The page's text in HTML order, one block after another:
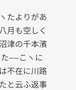
たよりがあ
月も空しく
津の千本濱
――こヽに
不在に川路
と云ふ返事